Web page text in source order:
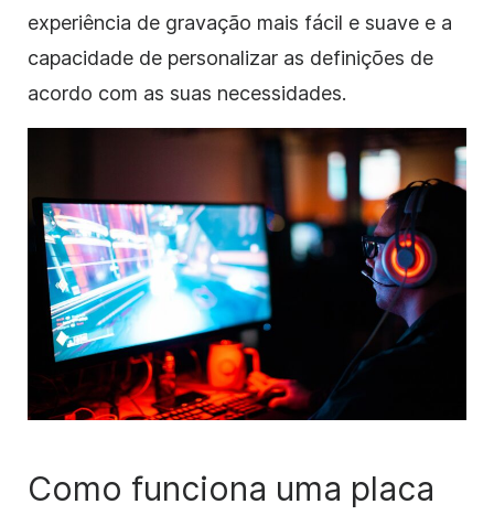
experiência de gravação mais fácil e suave e a
capacidade de personalizar as definições de
acordo com as suas necessidades.
Como funciona uma placa